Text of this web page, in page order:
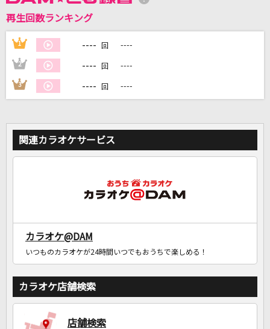
DAMに会員登録・ログインして
家族や友達と一緒に！練習にも！
再生回数ランキング
1 ---- 回 ----
2 ---- 回 ----
3 ---- 回 ----
関連カラオケサービス
カラオケ@DAM
いつものカラオケが24時間いつでもおうちで楽しめる！
カラオケ店舗検索
店舗検索